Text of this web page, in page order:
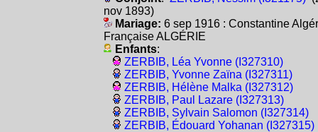
nov 1893)
Mariage: 6 sep 1916 : Constantine
Française ALGÉRIE
Enfants:
ZERBIB, Léa Yvonne (I327310)
ZERBIB, Yvonne Zaïna (I327311)
ZERBIB, Hélène Malka (I327312)
ZERBIB, Paul Lazare (I327313)
ZERBIB, Sylvain Salomon (I327314)
ZERBIB, Édouard Yohanan (I327315)